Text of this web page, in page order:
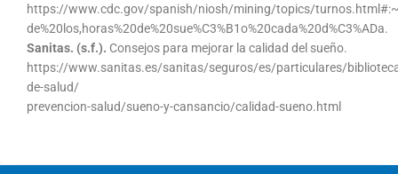
https://www.cdc.gov/spanish/niosh/mining/topics/
de%20los,horas%20de%20sue%C3%B1o%20cada%20d%C3%ADa.
Sanitas. (s.f.). Consejos para mejorar la calidad del sueño.
https://www.sanitas.es/sanitas/seguros/es/particulares/
de-salud/
prevencion-salud/sueno-y-cansancio/calidad-sueno.html